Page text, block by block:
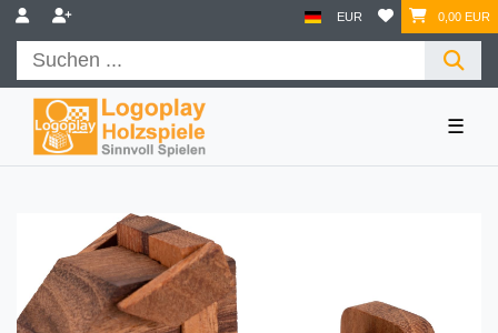
EUR 0,00 EUR
☰